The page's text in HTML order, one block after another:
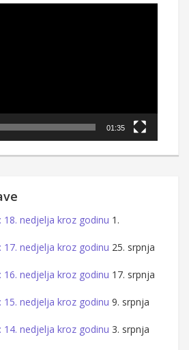
01:35
18. nedjelja kroz godinu 1.
17. nedjelja kroz godinu 25. srpnja
16. nedjelja kroz godinu 17. srpnja
15. nedjelja kroz godinu 9. srpnja
14. nedjelja kroz godinu 3. srpnja